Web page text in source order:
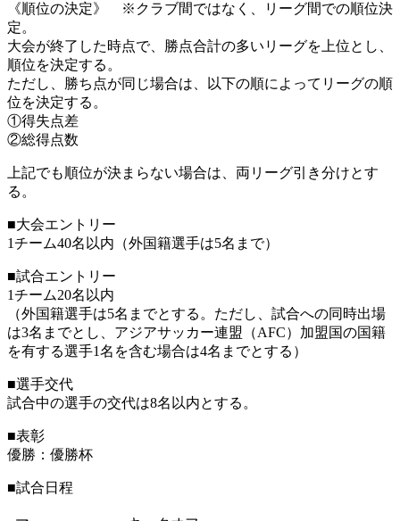
《順位の決定》 ※クラブ間ではなく、リーグ間での順位決
定。
大会が終了した時点で、勝点合計の多いリーグを上位とし、
順位を決定する。
ただし、勝ち点が同じ場合は、以下の順によってリーグの順
位を決定する。
①得失点差
②総得点数
上記でも順位が決まらない場合は、両リーグ引き分けとす
る。
■大会エントリー
1チーム40名以内（外国籍選手は5名まで）
■試合エントリー
1チーム20名以内
（外国籍選手は5名までとする。ただし、試合への同時出場
は3名までとし、アジアサッカー連盟（AFC）加盟国の国籍
を有する選手1名を含む場合は4名までとする）
■選手交代
試合中の選手の交代は8名以内とする。
■表彰
優勝：優勝杯
■試合日程